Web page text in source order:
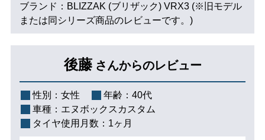
ブランド：BLIZZAK (ブリザック) VRX3 (※旧モデル
または同シリーズ商品のレビューです。)
後藤 さんからのレビュー
性別： 女性 年齢： 40代
車種： エヌボックスカスタム
タイヤ使用月数： 1ヶ月